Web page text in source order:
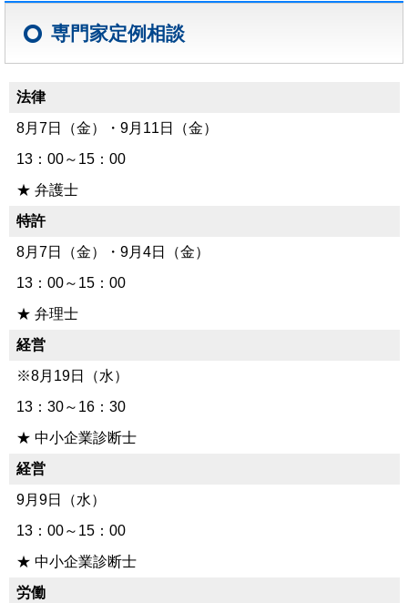
専門家定例相談
法律
8月7日（金）・9月11日（金）
13：00～15：00
★ 弁護士
特許
8月7日（金）・9月4日（金）
13：00～15：00
★ 弁理士
経営
※8月19日（水）
13：30～16：30
★ 中小企業診断士
経営
9月9日（水）
13：00～15：00
★ 中小企業診断士
労働